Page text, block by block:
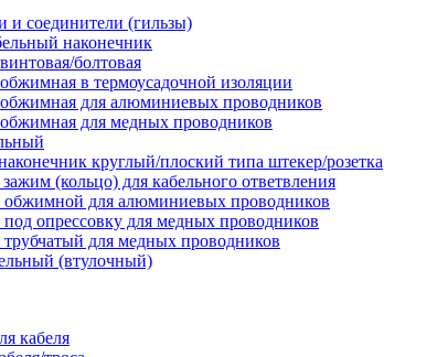
и соединители (гильзы)
наконечник
болтовая
в термоусадочной изоляции
обжимная для алюминиевых проводников
обжимная для медных проводников
круглый/плоский типа штекер/розетка
(кольцо) для кабельного ответвления
обжимной для алюминиевых проводников
опрессовку для медных проводников
для медных проводников
(втулочный)
кабеля